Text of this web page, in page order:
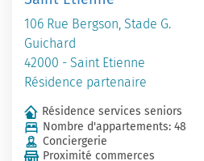
106 Rue Bergson, Stade G.
Guichard
42000 - Saint Etienne
Résidence partenaire
Résidence services seniors
Nombre d'appartements: 48
Conciergerie
Proximité commerces